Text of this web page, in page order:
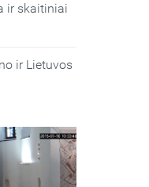
ir skaitiniai
ir Lietuvos